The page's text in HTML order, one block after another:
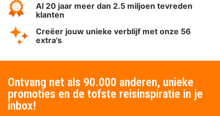
Al 20 jaar meer dan 2.5 miljoen tevreden
klanten
Creëer jouw unieke verblijf met onze 56
extra's
Ontvang net als 90.000 anderen, unieke
promoties en de tofste reisinspiratie in je
inbox!